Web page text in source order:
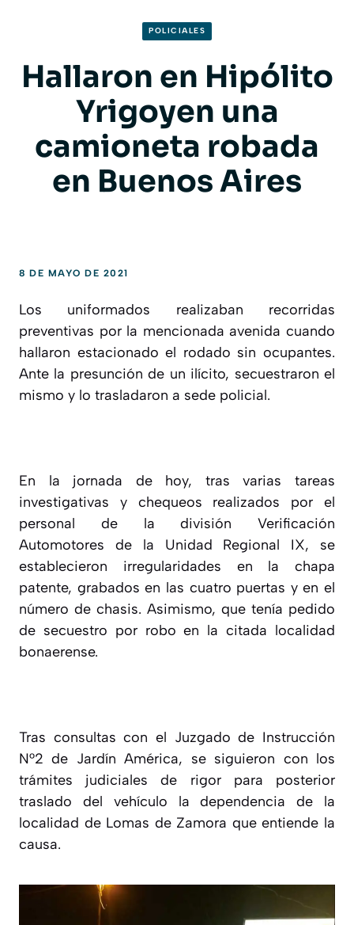
POLICIALES
Hallaron en Hipólito
Yrigoyen una
camioneta robada
en Buenos Aires
8 DE MAYO DE 2021
Los uniformados realizaban recorridas
preventivas por la mencionada avenida cuando
hallaron estacionado el rodado sin ocupantes.
Ante la presunción de un ilícito, secuestraron el
mismo y lo trasladaron a sede policial.
En la jornada de hoy, tras varias tareas
investigativas y chequeos realizados por el
personal de la división Verificación
Automotores de la Unidad Regional IX, se
establecieron irregularidades en la chapa
patente, grabados en las cuatro puertas y en el
número de chasis. Asimismo, que tenía pedido
de secuestro por robo en la citada localidad
bonaerense.
Tras consultas con el Juzgado de Instrucción
N°2 de Jardín América, se siguieron con los
trámites judiciales de rigor para posterior
traslado del vehículo la dependencia de la
localidad de Lomas de Zamora que entiende la
causa.